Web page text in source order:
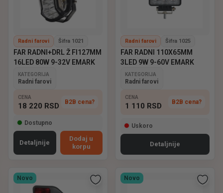
Radni farovi Šifra 1021
FAR RADNI+DRL Ž FI127MM
16LED 80W 9-32V EMARK
KATEGORIJA
Radni farovi
CENA
18 220 RSD B2B cena?
Dostupno
Detaljnije
Dodaj u
korpu
Radni farovi Šifra 1025
FAR RADNI 110X65MM
3LED 9W 9-60V EMARK
KATEGORIJA
Radni farovi
CENA
1 110 RSD B2B cena?
Uskoro
Detaljnije
Novo Novo